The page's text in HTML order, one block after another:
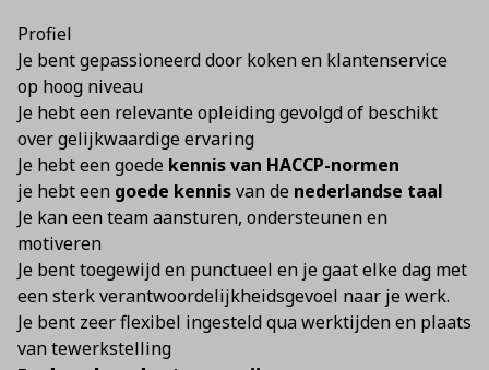
Profiel
Je bent gepassioneerd door koken en klantenservice
op hoog niveau
Je hebt een relevante opleiding gevolgd of beschikt
over gelijkwaardige ervaring
Je hebt een goede kennis van HACCP-normen
je hebt een goede kennisvan de nederlandse taal
Je kan een team aansturen, ondersteunen en
motiveren
Je bent toegewijd en punctueel en je gaat elke dag met
een sterk verantwoordelijkheidsgevoel naar je werk.
Je bent zeer flexibel ingesteld qua werktijden en plaats
van tewerkstelling